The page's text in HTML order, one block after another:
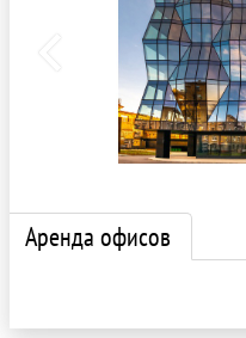
Аренда офисов